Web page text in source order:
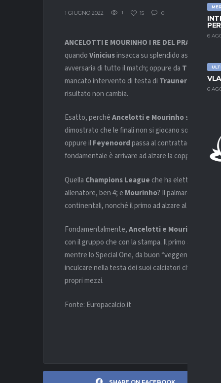
6
6
1 GIUGNO 2022 1 15 0
ANCELOTTI E MOURINHO I RE DEL
quandoViniciusinsacca su splendido assist di
avversaria di tutto il match; oppure da Tirana ,
mancato intervento di testa di Trauner per
risultato non cambia.
Esatto, perchéAncelotti e Mourinhosono due
dimostrato che le finali non si giocano solamente,
oppure ilFeyenoordpassa al contrattacco nella
fondamentale è arrivare ad alzare la coppa.
Quella Champions League che ha eletto
allenatore, ben 4; e Mourinho? Il palmares del
continentali, nonché il primo ad alzare al cielo la
Fondamentalmente,Ancelotti e Mourinho
con il gruppo che con la stampa. Il primo attesta
mentre lo Special One, da buon “veggente”,
inculcare nella testa dei suoi calciatori che quel
propri mezzi.
Fonte: Europacalcio.it